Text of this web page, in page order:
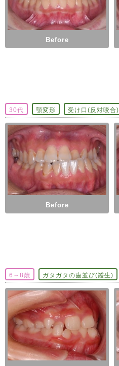
Before
30代 顎変形 受け口(反対咬合)
Before
6～8歳 ガタガタの歯並び(叢生)